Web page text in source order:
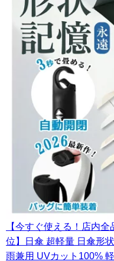
【今すぐ使える！店内
位】日傘 超軽量 日傘形
雨兼用 UVカット100%